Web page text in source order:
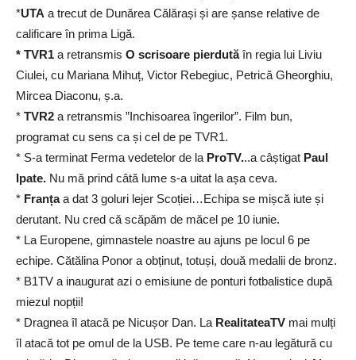
*UTA a trecut de Dunărea Călărași și are șanse relative de
calificare în prima Ligă.
* TVR1 a retransmis O scrisoare pierdutăîn regia lui Liviu
Ciulei, cu Mariana Mihuț, Victor Rebegiuc, Petrică Gheorghiu,
Mircea Diaconu, ș.a.
* TVR2 a retransmis ”Inchisoarea îngerilor”. Film bun,
programat cu sens ca și cel de pe TVR1.
* S-a terminat Ferma vedetelor de la ProTV...a câștigat Paul
Ipate. Nu mă prind câtă lume s-a uitat la așa ceva.
* Franțaa dat 3 goluri lejer Scoției…Echipa se mișcă iute și
derutant. Nu cred că scăpăm de măcel pe 10 iunie.
* La Europene, gimnastele noastre au ajuns pe locul 6 pe
echipe. Cătălina Ponor a obținut, totuși, două medalii de bronz.
* B1TV a inaugurat azi o emisiune de ponturi fotbalistice după
miezul nopții!
* Dragnea îl atacă pe Nicușor Dan. La RealitateaTV mai mulți
îl atacă tot pe omul de la USB. Pe teme care n-au legătură cu